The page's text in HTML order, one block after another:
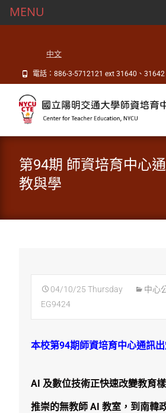
中文
電話：886-3-5712121 ext 31640、31642
第94期 師資培育中心
教與學
04/10/25 Thursday
中心
EG9424
本校第94期師資培育中心通訊
AI 及數位技術正快速改變教育
推崇的無教師 AI 教室，到南韓
MENU